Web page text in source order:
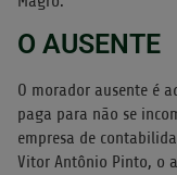
O AUSENTE
O morador ausente é
paga para não se
empresa de
Vitor Antônio Pinto, o